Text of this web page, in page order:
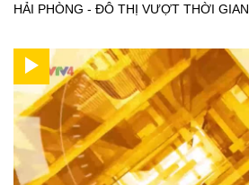
HẢI PHÒNG - ĐÔ THỊ VƯỢT THỜI GIAN